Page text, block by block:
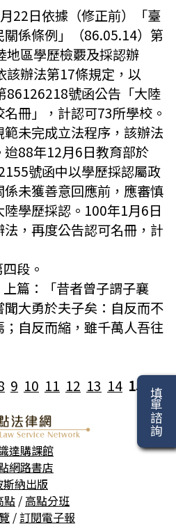
22日依據（修正前）「臺
關係條例」（86.05.14）第
區學歷檢覈及採認辦
辦法第17條規定，以
86126218號函公告「大陸
名冊」，計認可73所學校。
未完成立法程序，該辦法
88年12月6日教育部於
號函中以學歷採認屬政
未獲善意回應前，應審慎
學歷採認。100年1月6日
，再度公告認可名冊，計
段。
篇：「昔者曾子謂子襄
大勇於夫子矣：自反而不
自反而縮，雖千萬人吾往
9 10 11 12 13 14 15
填單諮詢
達購課館
網路書店
斯納出版
點 / 高點分班
/訂閱電子報